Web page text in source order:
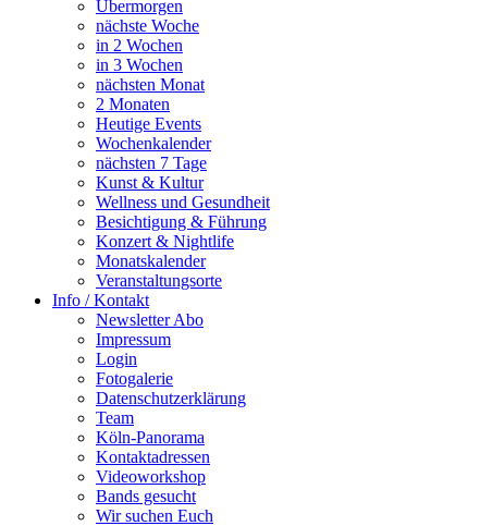
Übermorgen
nächste Woche
in 2 Wochen
in 3 Wochen
nächsten Monat
2 Monaten
Heutige Events
Wochenkalender
nächsten 7 Tage
Kunst & Kultur
Wellness und Gesundheit
Besichtigung & Führung
Konzert & Nightlife
Monatskalender
Veranstaltungsorte
Info / Kontakt
Newsletter Abo
Impressum
Login
Fotogalerie
Datenschutzerklärung
Team
Köln-Panorama
Kontaktadressen
Videoworkshop
Bands gesucht
Wir suchen Euch